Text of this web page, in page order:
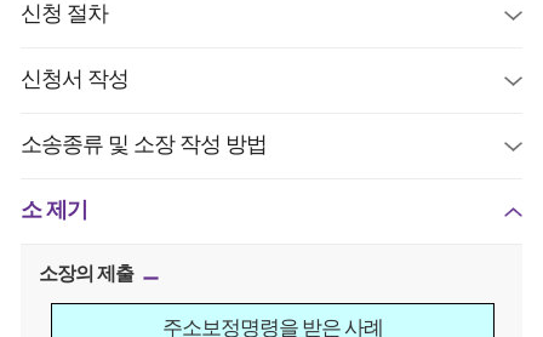
신청 절차
신청서 작성
소송종류 및 소장 작성 방법
소 제기
소장의 제출
주소보정명령을 받은 사례